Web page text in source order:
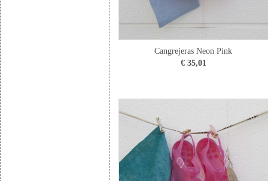
Cangrejeras Neon Pink
€ 35,01